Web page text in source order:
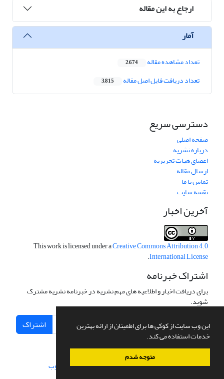
این وب سایت از کوکی ها برای اطمینان از ارائه بهترین
خدمات استفاده می کند.
متوجه شدم
ارجاع به این مقاله
آمار
تعداد مشاهده مقاله 2,674
تعداد دریافت فایل اصل مقاله 3,815
دسترسی سریع
صفحه اصلی
درباره نشریه
اعضای هیات تحریریه
ارسال مقاله
تماس با ما
نقشه سایت
آخرین اخبار
This work is licensed under aCreative Commons Attribution 4.0
International License
.
اشتراک خبرنامه
برای دریافت اخبار و اطلاعیه های مهم نشریه در خبرنامه نشریه مشترک
شوید.
اشتراک
سامانه مدیریت نشریات علمی.طراحی و پیاده سازی از سیناوب